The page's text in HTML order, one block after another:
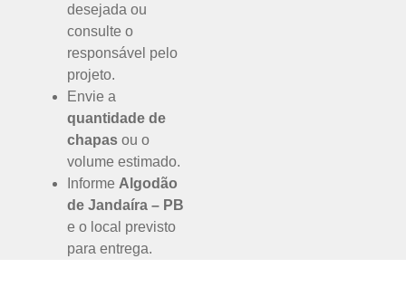
desejada ou
consulte o
responsável pelo
projeto.
Envie a
quantidade de
chapas ou o
volume estimado.
Informe Algodão
de Jandaíra – PB
e o local previsto
para entrega.